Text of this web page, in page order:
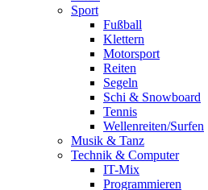
Sport
Fußball
Klettern
Motorsport
Reiten
Segeln
Schi & Snowboard
Tennis
Wellenreiten/Surfen
Musik & Tanz
Technik & Computer
IT-Mix
Programmieren